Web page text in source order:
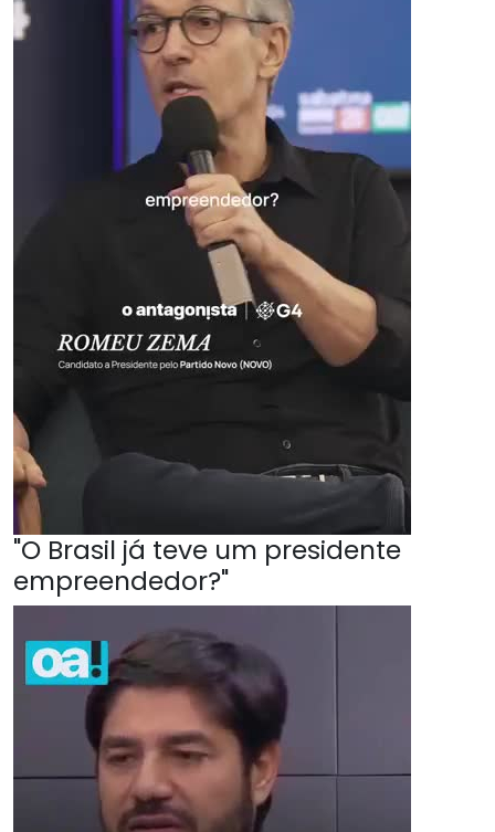
"O Brasil já teve um presidente
empreendedor?"